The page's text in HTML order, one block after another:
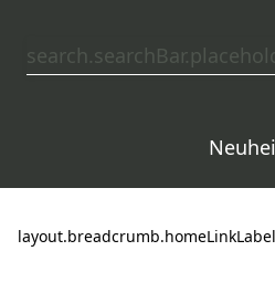
layout.breadcrumb.homeLinkLabel